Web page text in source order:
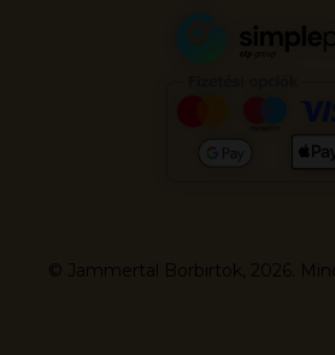
© Jammertal Borbirtok, 2026.